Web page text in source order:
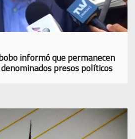
informó que permanecen
presos políticos